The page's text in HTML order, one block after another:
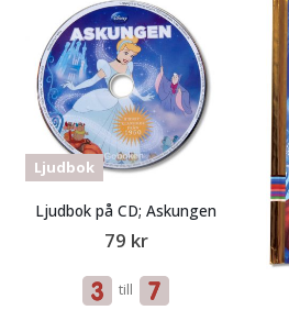
Ljudbok
Ljudbok på CD; Askungen
79 kr
till